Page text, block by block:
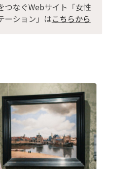
つなぐWebサイト「女性
ーション」はこちらから